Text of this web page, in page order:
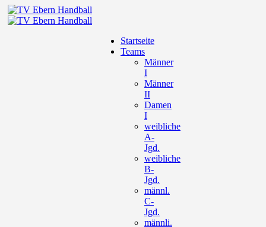
Startseite
Teams
Männer
I
Männer
II
Damen
I
weibliche
A-
Jgd.
weibliche
B-
Jgd.
männl.
C-
Jgd.
männli.